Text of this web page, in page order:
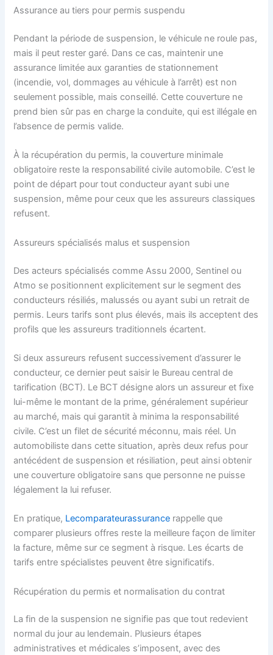
Assurance au tiers pour permis suspendu
Pendant la période de suspension, le véhicule ne roule pas,
mais il peut rester garé. Dans ce cas, maintenir une
assurance limitée aux garanties de stationnement
(incendie, vol, dommages au véhicule à l’arrêt) est non
seulement possible, mais conseillé. Cette couverture ne
prend bien sûr pas en charge la conduite, qui est illégale en
l’absence de permis valide.
À la récupération du permis, la couverture minimale
obligatoire reste la responsabilité civile automobile. C’est le
point de départ pour tout conducteur ayant subi une
suspension, même pour ceux que les assureurs classiques
refusent.
Assureurs spécialisés malus et suspension
Des acteurs spécialisés comme Assu 2000, Sentinel ou
Atmo se positionnent explicitement sur le segment des
conducteurs résiliés, malussés ou ayant subi un retrait de
permis. Leurs tarifs sont plus élevés, mais ils acceptent des
profils que les assureurs traditionnels écartent.
Si deux assureurs refusent successivement d’assurer le
conducteur, ce dernier peut saisir le Bureau central de
tarification (BCT). Le BCT désigne alors un assureur et fixe
lui-même le montant de la prime, généralement supérieur
au marché, mais qui garantit à minima la responsabilité
civile. C’est un filet de sécurité méconnu, mais réel. Un
automobiliste dans cette situation, après deux refus pour
antécédent de suspension et résiliation, peut ainsi obtenir
une couverture obligatoire sans que personne ne puisse
légalement la lui refuser.
En pratique, Lecomparateurassurance rappelle que
comparer plusieurs offres reste la meilleure façon de limiter
la facture, même sur ce segment à risque. Les écarts de
tarifs entre spécialistes peuvent être significatifs.
Récupération du permis et normalisation du contrat
La fin de la suspension ne signifie pas que tout redevient
normal du jour au lendemain. Plusieurs étapes
administratives et médicales s’imposent, avec des